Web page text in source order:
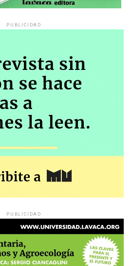
PUBLICIDAD
PUBLICIDAD